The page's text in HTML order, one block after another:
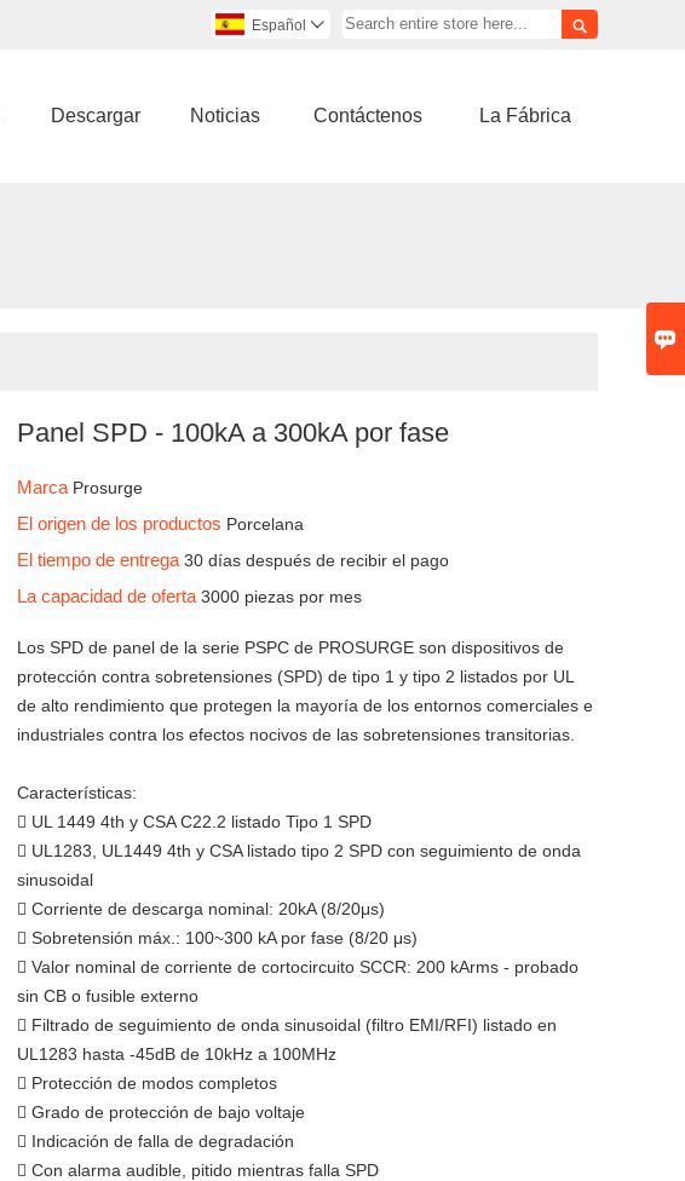


Español 
Descargar Noticias Contáctenos La Fábrica
Panel SPD - 100kA a 300kA por fase
Marca Prosurge
El origen de los productos Porcelana
El tiempo de entrega30 días después de recibir el pago
La capacidad de oferta3000 piezas por mes
Los SPD de panel de la serie PSPC de PROSURGE son dispositivos de
protección contra sobretensiones (SPD) de tipo 1 y tipo 2 listados por UL
de alto rendimiento que protegen la mayoría de los entornos comerciales e
industriales contra los efectos nocivos de las sobretensiones transitorias.
Características:
 UL 1449 4th y CSA C22.2 listado Tipo 1 SPD
 UL1283, UL1449 4th y CSA listado tipo 2 SPD con seguimiento de onda
sinusoidal
 Corriente de descarga nominal: 20kA (8/20μs)
 Sobretensión máx.: 100~300 kA por fase (8/20 μs)
 Valor nominal de corriente de cortocircuito SCCR: 200 kArms - probado
sin CB o fusible externo
 Filtrado de seguimiento de onda sinusoidal (filtro EMI/RFI) listado en
UL1283 hasta -45dB de 10kHz a 100MHz
 Protección de modos completos
 Grado de protección de bajo voltaje
 Indicación de falla de degradación
 Con alarma audible, pitido mientras falla SPD